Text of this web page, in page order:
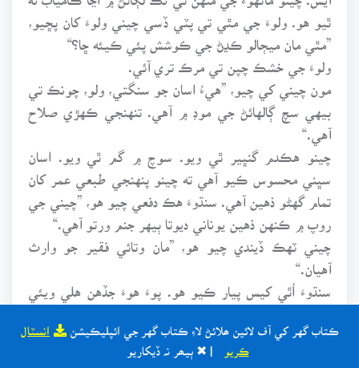
ڪتاب گهر کي آف لائين ھلائڻ لاءِ ڪتاب گهر جي ائپليڪيشن انسٽال
| ✖ ٻيھر نہ ڏيکاريو
ٿيو هو. ولوءَ جي مٿي تي پٽي ڏسي چيني ولوءَ کان پڇيو،
”مٿي مان ميڄالو ڪڍڻ جي ڪوشش پئي ڪيئه ڇا؟“
ولوءَ جي خشڪ چپن تي مرڪ تري آئي.
مون چيني کي چيو، ”هيءُ اسان جو سنگتي، ولو، چونڪ تي
بيهي سچ ڳالهائڻ جي موڊ ۾ آهي. تنهنجي ڪهڙي صلاح
آهي.“
چينو هڪدم گنڀير ٿي ويو. سوچ ۾ گم ٿي ويو. اسان
سڀني محسوس ڪيو آهي ته چينو پنهنجي طبعي عمر کان
تمام گهڻو ذهين آهي. سنڌوءَ هڪ دفعي چيو هو، ”چيني جي
روپ ۾ ڪنهن ذهين يوناني ديوتا ٻيهر جنم ورتو آهي.“
چيني ٽهڪ ڏيندي چيو هو، ”مان وتائي فقير جو وارث
آهيان.“
سنڌوءَ اُٿي کيس پيار ڪيو هو. پوءَ هوءَ جڏهن هلي ويئي
هيسڪل آهي. هوءَ تنهنجي هڪ هڪ تحرير تي حاوي
رهندي. پر، خليل جبران ۽ ميري هيسڪل وانگر توهان